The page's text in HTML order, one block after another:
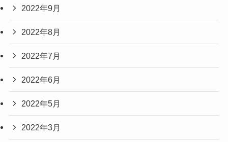
2022年9月
2022年8月
2022年7月
2022年6月
2022年5月
2022年3月